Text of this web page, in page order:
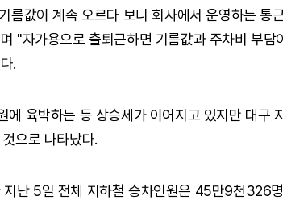
름값이 계속 오르다 보니 회사에서 운영하는 통
"자가용으로 출퇴근하면 기름값과 주차비 부담
.
에 육박하는 등 상승세가 이어지고 있지만 대구
으로 나타났다.
지난 5일 전체 지하철 승차인원은 45만9천326